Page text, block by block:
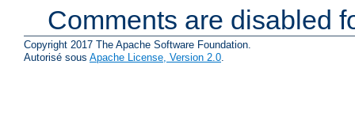
Comments are disabled
Copyright 2017 The Apache Software Foundation.
Autorisé sous Apache License, Version 2.0